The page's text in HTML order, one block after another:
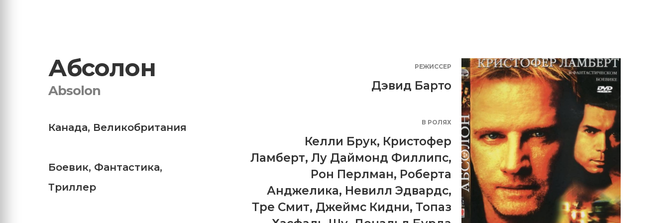
Абсолон
Absolon
Канада, Великобритания
Боевик, Фантастика,
Триллер
РЕЖИССЕР
Дэвид Барто
В РОЛЯХ
Келли Брук, Кристофер
Ламберт, Лу Даймонд Филлипс,
Рон Перлман, Роберта
Анджелика, Невилл Эдвардс,
Тре Смит, Джеймс Кидни, Топаз